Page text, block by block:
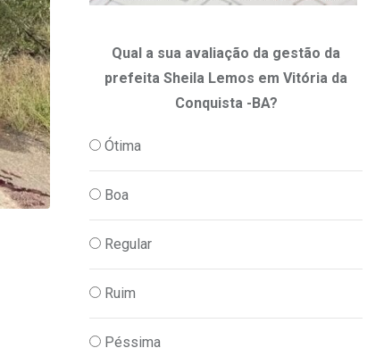
CONQUISTA E REGIÃO
torcedores que
12/06/2026
Qual a sua avaliação da gestão da
prefeita Sheila Lemos em Vitória da
Conquista -BA?
Ótima
Boa
Regular
Ruim
Péssima